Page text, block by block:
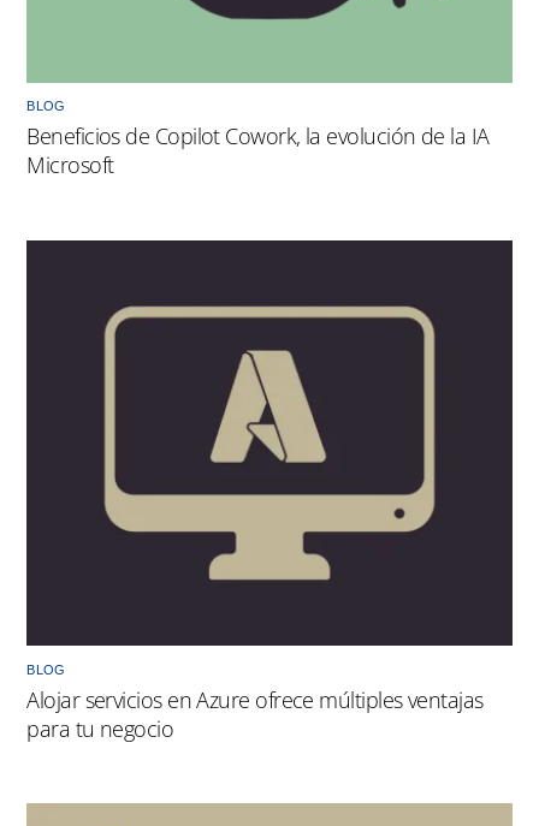
BLOG
Beneficios de Copilot Cowork, la evolución de la IA
Microsoft
BLOG
Alojar servicios en Azure ofrece múltiples ventajas
para tu negocio